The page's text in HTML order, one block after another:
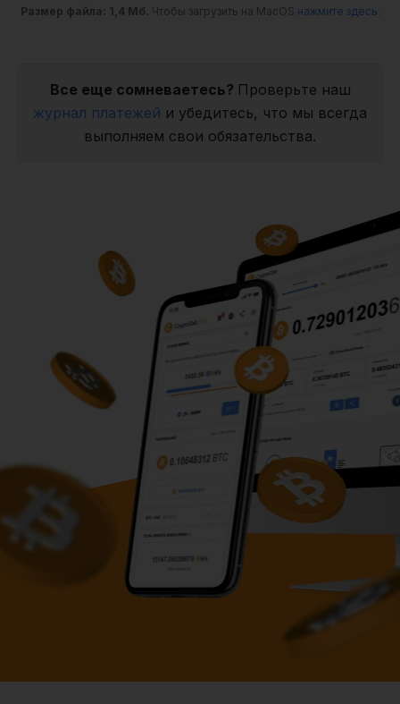
Размер файла: 1,4 Мб. Чтобы загрузить на MacOS нажмите здесь
Все еще сомневаетесь? Проверьте наш
журнал платежей и убедитесь, что мы всегда
выполняем свои обязательства.